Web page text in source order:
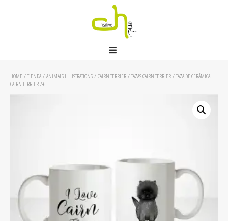
HOME / TIENDA/ ANIMALS ILLUSTRATIONS / CAIRN TERRIER / TAZAS CAIRN TERRIER / TAZA DE CERÁMICA
CAIRN TERRIER 7-6